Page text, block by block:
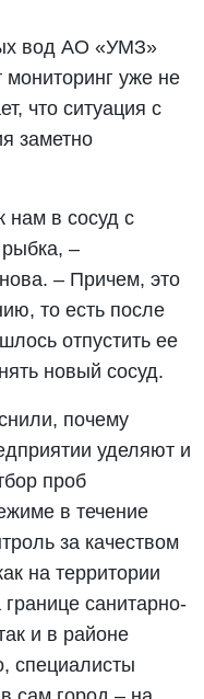
вод АО «УМЗ»
уже не
что ситуация с
заметно
нам в сосуд с
–
– Причем, это
то есть после
отпустить ее
новый сосуд.
почему
уделяют и
проб
в течение
за качеством
на территории
санитарно-
и в районе
специалисты